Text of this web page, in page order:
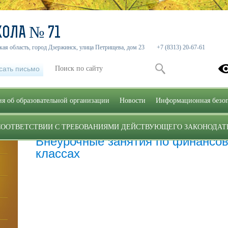
Главная » Внеурочные занятия по финансовой грамотности в 1-4
Внеурочные занятия по
классах
№ 71
область, город Дзержинск, улица Петрищева, дом 23 +7 (8313) 20-67-61
письмо
об образовательной организации Новости Информационная
С ТРЕБОВАНИЯМИ ДЕЙСТВУЮЩЕГО